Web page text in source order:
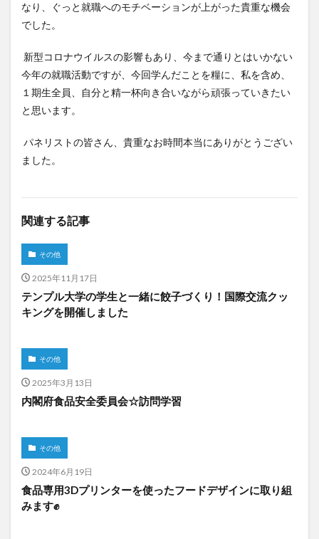
なり、ぐっと就職へのモチベーションが上がった貴重な機会
でした。
新型コロナウイルスの影響もあり、今まで通りとはいかない
今年の就職活動ですが、今回学んだことを糧に、私を含め、
１期生全員、自分と精一杯向き合いながら頑張っていきたい
と思います。
パネリストの皆さん、貴重なお時間本当にありがとうござい
ました。
関連する記事
その他
2025年11月17日
テンプル大学の学生と一緒に餃子づくり！国際交流クッ
キングを開催しました
その他
2025年3月13日
内閣府食品安全委員会☆訪問学習
その他
2024年6月19日
食品専用3Dプリンターを使ったフードデザインに取り組
みます✊